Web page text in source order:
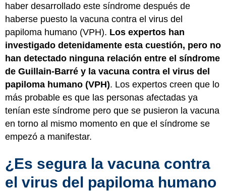
haber desarrollado este síndrome después de
haberse puesto la vacuna contra el virus del
papiloma humano (VPH). Los expertos han
investigado detenidamente esta cuestión, pero no
han detectado ninguna relación entre el síndrome
de Guillain-Barré y la vacuna contra el virus del
papiloma humano (VPH). Los expertos creen que lo
más probable es que las personas afectadas ya
tenían este síndrome pero que se pusieron la vacuna
en torno al mismo momento en que el síndrome se
empezó a manifestar.
¿Es segura la vacuna contra
el virus del papiloma humano